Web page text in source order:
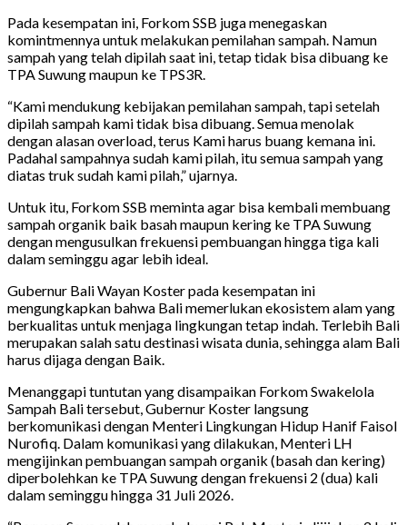
Pada kesempatan ini, Forkom SSB juga menegaskan
komintmennya untuk melakukan pemilahan sampah. Namun
sampah yang telah dipilah saat ini, tetap tidak bisa dibuang ke
TPA Suwung maupun ke TPS3R.
“Kami mendukung kebijakan pemilahan sampah, tapi setelah
dipilah sampah kami tidak bisa dibuang. Semua menolak
dengan alasan overload, terus Kami harus buang kemana ini.
Padahal sampahnya sudah kami pilah, itu semua sampah yang
diatas truk sudah kami pilah,” ujarnya.
Untuk itu, Forkom SSB meminta agar bisa kembali membuang
sampah organik baik basah maupun kering ke TPA Suwung
dengan mengusulkan frekuensi pembuangan hingga tiga kali
dalam seminggu agar lebih ideal.
Gubernur Bali Wayan Koster pada kesempatan ini
mengungkapkan bahwa Bali memerlukan ekosistem alam yang
berkualitas untuk menjaga lingkungan tetap indah. Terlebih Bali
merupakan salah satu destinasi wisata dunia, sehingga alam Bali
harus dijaga dengan Baik.
Menanggapi tuntutan yang disampaikan Forkom Swakelola
Sampah Bali tersebut, Gubernur Koster langsung
berkomunikasi dengan Menteri Lingkungan Hidup Hanif Faisol
Nurofiq. Dalam komunikasi yang dilakukan, Menteri LH
mengijinkan pembuangan sampah organik (basah dan kering)
diperbolehkan ke TPA Suwung dengan frekuensi 2 (dua) kali
dalam seminggu hingga 31 Juli 2026.